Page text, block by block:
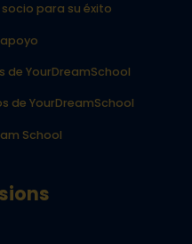
para su éxito
de YourDreamSchool
de YourDreamSchool
School